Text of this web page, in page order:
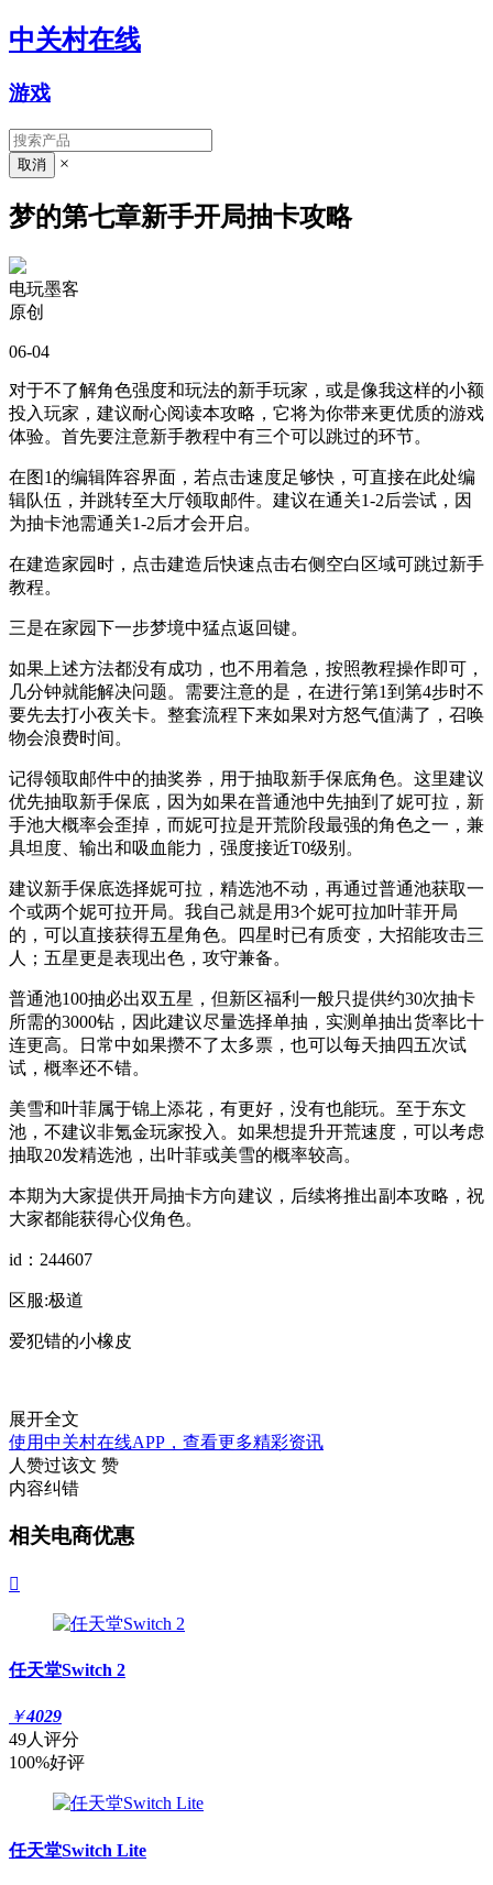
中关村在线
游戏
×
梦的第七章新手开局抽卡攻略
电玩墨客
原创
06-04
对于不了解角色强度和玩法的新手玩家，或是像我这样的小额
投入玩家，建议耐心阅读本攻略，它将为你带来更优质的游戏
体验。首先要注意新手教程中有三个可以跳过的环节。
在图1的编辑阵容界面，若点击速度足够快，可直接在此处编
辑队伍，并跳转至大厅领取邮件。建议在通关1-2后尝试，因
为抽卡池需通关1-2后才会开启。
在建造家园时，点击建造后快速点击右侧空白区域可跳过新手
教程。
三是在家园下一步梦境中猛点返回键。
如果上述方法都没有成功，也不用着急，按照教程操作即可，
几分钟就能解决问题。需要注意的是，在进行第1到第4步时不
要先去打小夜关卡。整套流程下来如果对方怒气值满了，召唤
物会浪费时间。
记得领取邮件中的抽奖券，用于抽取新手保底角色。这里建议
优先抽取新手保底，因为如果在普通池中先抽到了妮可拉，新
手池大概率会歪掉，而妮可拉是开荒阶段最强的角色之一，兼
具坦度、输出和吸血能力，强度接近T0级别。
建议新手保底选择妮可拉，精选池不动，再通过普通池获取一
个或两个妮可拉开局。我自己就是用3个妮可拉加叶菲开局
的，可以直接获得五星角色。四星时已有质变，大招能攻击三
人；五星更是表现出色，攻守兼备。
普通池100抽必出双五星，但新区福利一般只提供约30次抽卡
所需的3000钻，因此建议尽量选择单抽，实测单抽出货率比十
连更高。日常中如果攒不了太多票，也可以每天抽四五次试
试，概率还不错。
美雪和叶菲属于锦上添花，有更好，没有也能玩。至于东文
池，不建议非氪金玩家投入。如果想提升开荒速度，可以考虑
抽取20发精选池，出叶菲或美雪的概率较高。
本期为大家提供开局抽卡方向建议，后续将推出副本攻略，祝
大家都能获得心仪角色。
id：244607
区服:极道
爱犯错的小橡皮
展开全文
使用中关村在线APP，查看更多精彩资讯
人赞过该文 赞
内容纠错
相关电商优惠

任天堂Switch 2
￥4029
49人评分
100%好评
任天堂Switch Lite